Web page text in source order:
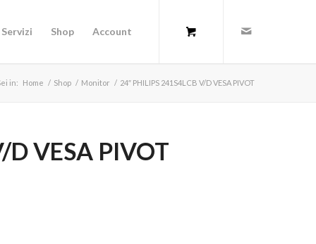
Servizi Shop Account
in: Home / Shop / Monitor / 24″ PHILIPS 241S4LCB V/D VESA PIVOT
D VESA PIVOT